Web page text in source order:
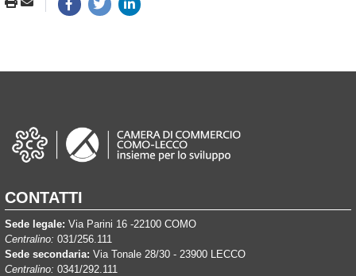
CONTATTI
Sede legale: Via Parini 16 -22100 COMO
Centralino: 031/256.111
Sede secondaria: Via Tonale 28/30 - 23900 LECCO
Centralino: 0341/292.111